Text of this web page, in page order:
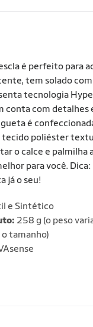
é perfeito para
tem solado
tecnologia
com
é
poliéster
o calce e palmilha
para você.
já o seu!
e Sintético
258 g (o peso
tamanho)